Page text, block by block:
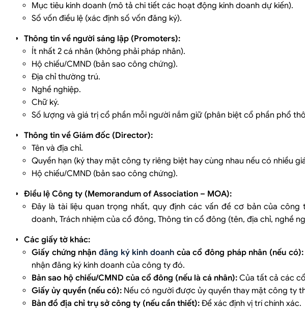
Mục tiêu kinh doanh (mô tả chi tiết các hoạt động kinh doanh dự kiến).
Số vốn điều lệ (xác định số vốn đăng ký).
Thông tin về người sáng lập (Promoters):
Ít nhất 2 cá nhân (không phải pháp nhân).
Hộ chiếu/CMND (bản sao công chứng).
Địa chỉ thường trú.
Nghề nghiệp.
Chữ ký.
Số lượng và giá trị cổ phần mỗi người nắm giữ (phân biệt cổ phần phổ
Thông tin về Giám đốc (Director):
Tên và địa chỉ.
Quyền hạn (ký thay mặt công ty riêng biệt hay cùng nhau nếu có nhiều
Hộ chiếu/CMND (bản sao công chứng).
Điều lệ Công ty (Memorandum of Association – MOA):
Đây là tài liệu quan trọng nhất, quy định các vấn đề cơ bản của
doanh, Trách nhiệm của cổ đông, Thông tin cổ đông (tên, địa chỉ, nghề
Các giấy tờ khác:
Giấy chứng nhậnđăng ký kinh doanh của cổ đông pháp nhân (nếu có):
nhận đăng ký kinh doanh của công ty đó.
Bản sao hộ chiếu/CMND của cổ đông (nếu là cá nhân): Của tất cả các
Giấy ủy quyền (nếu có): Nếu có người được ủy quyền thay mặt công ty
Bản đồ địa chỉ trụ sở công ty (nếu cần thiết): Để xác định vị trí chính xác.